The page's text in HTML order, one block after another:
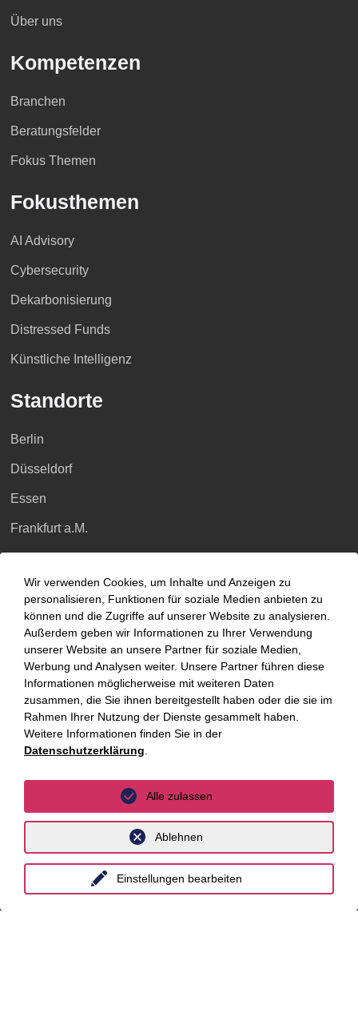
Über uns
Kompetenzen
Branchen
Beratungsfelder
Fokus Themen
Fokusthemen
AI Advisory
Cybersecurity
Dekarbonisierung
Distressed Funds
Künstliche Intelligenz
Standorte
Berlin
Düsseldorf
Essen
Frankfurt a.M.
Hannover
Köln
Leipzig
München
Stuttgart
International
unyer
Belgien
Wir verwenden Cookies, um Inhalte und Anzeigen zu
personalisieren, Funktionen für soziale Medien anbieten zu
können und die Zugriffe auf unserer Website zu analysieren.
Außerdem geben wir Informationen zu Ihrer Verwendung
unserer Website an unsere Partner für soziale Medien,
Werbung und Analysen weiter. Unsere Partner führen diese
Informationen möglicherweise mit weiteren Daten
zusammen, die Sie ihnen bereitgestellt haben oder die sie im
Rahmen Ihrer Nutzung der Dienste gesammelt haben.
Weitere Informationen finden Sie in der
Datenschutzerklärung
Einstellungen bearbeiten
Ablehnen
Alle zulassen